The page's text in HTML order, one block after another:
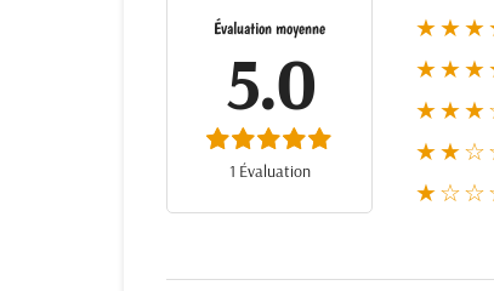
Évaluation moyenne
5.0
1 Évaluation